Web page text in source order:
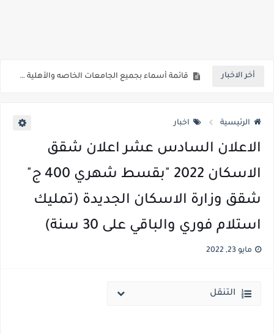
أخر الاخبار قائمة أسماء بجميع الجامعات الخاصه والأهلية والحكومية والاجنبية المعتمدة من وزارة التعليم العالي للعام الجامعي 2026/ 2027
الرئيسية اخبار
الاعلان السادس عشر اعلان شقق
الاسكان 2022 "بقسط شهري 400 ج"
شقق وزارة الاسكان الجديدة (تمليك
استلام فوري والباقي على 30 سنة)
مايو 23, 2022
التنقل